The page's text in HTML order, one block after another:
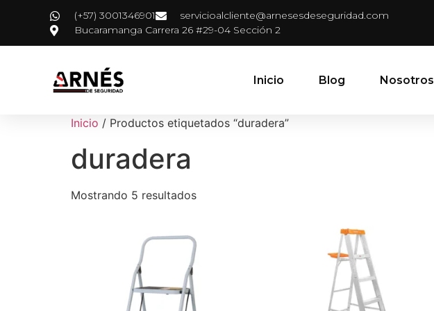
(+57) 3001346901
servicioalcliente@arnesesdeseguridad.com
Bucaramanga Carrera 26 #29-04 Sección 2
Inicio Blog Nosotros
Inicio / Productos etiquetados “duradera”
duradera
Mostrando 5 resultados